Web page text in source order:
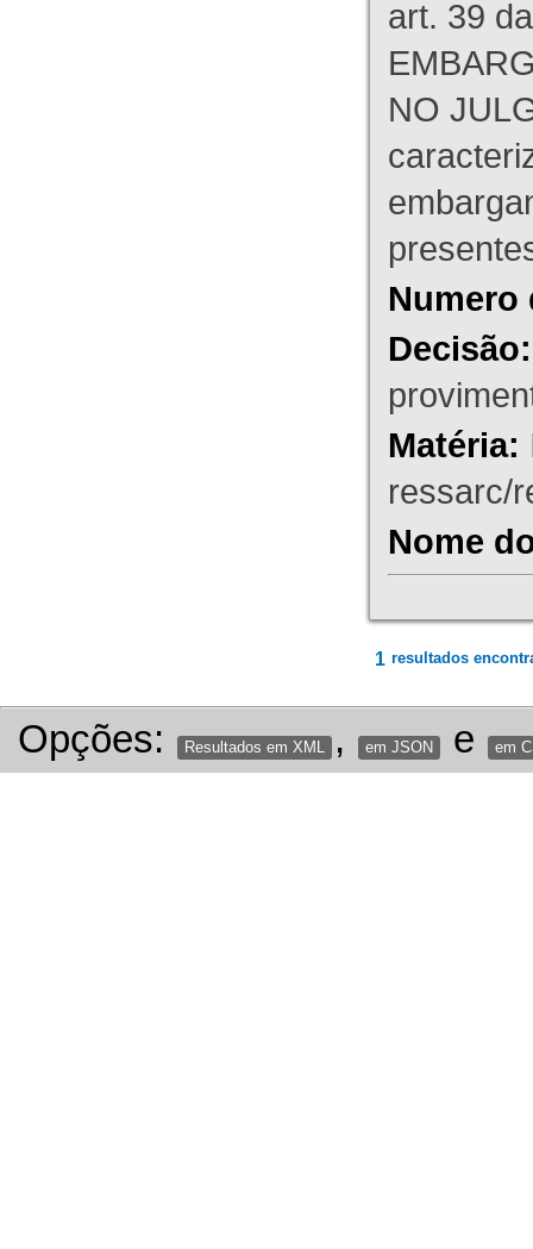
art. 39
NO
Numero
Decisão:
Matéria:
ressarc/
Nome
1 resultados
Opções: Resultados em XML , em JSON e em